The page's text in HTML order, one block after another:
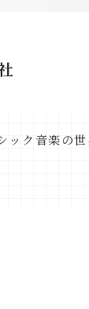
ック音楽の